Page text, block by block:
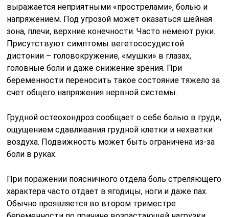
выражается неприятными «прострелами», болью и
напряжением. Под угрозой может оказаться шейная
зона, плечи, верхние конечности. Часто немеют руки.
Присутствуют симптомы вегетососудистой
дистонии – головокружение, «мушки» в глазах,
головные боли и даже снижение зрения. При
беременности переносить такое состояние тяжело за
счет общего напряжения нервной системы.
Грудной остеохондроз сообщает о себе болью в груди,
ощущением сдавливания грудной клетки и нехватки
воздуха. Подвижность может быть ограничена из-за
боли в руках.
При поражении поясничного отдела боль стреляющего
характера часто отдает в ягодицы, ноги и даже пах.
Обычно проявляется во втором триместре